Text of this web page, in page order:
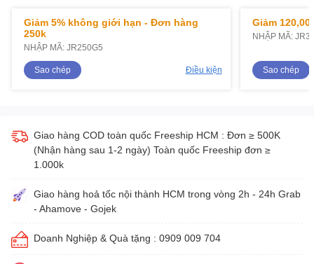
Giảm 5% không giới hạn - Đơn hàng
250k
NHẬP MÃ: JR250G5
Sao chép Điều kiện
Giảm
NHẬP MÃ:
Sao chép
Giao hàng COD toàn quốc Freeship HCM : Đơn ≥ 500K
(Nhận hàng sau 1-2 ngày) Toàn quốc Freeship đơn ≥
1.000k
Giao hàng hoả tốc nội thành HCM trong vòng 2h - 24h Grab
- Ahamove - Gojek
Doanh Nghiệp & Quà tặng : 0909 009 704